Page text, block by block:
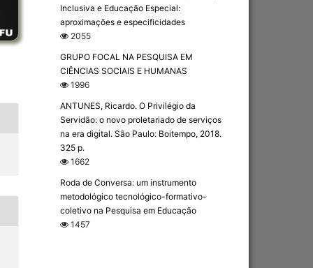
Inclusiva e Educação Especial:
aproximações e especificidades
2055
GRUPO FOCAL NA PESQUISA EM
CIÊNCIAS SOCIAIS E HUMANAS
1996
ANTUNES, Ricardo. O Privilégio da
Servidão: o novo proletariado de serviços
na era digital. São Paulo: Boitempo, 2018.
325 p.
1662
Roda de Conversa: um instrumento
metodológico tecnológico-formativo-
coletivo na Pesquisa em Educação
1457